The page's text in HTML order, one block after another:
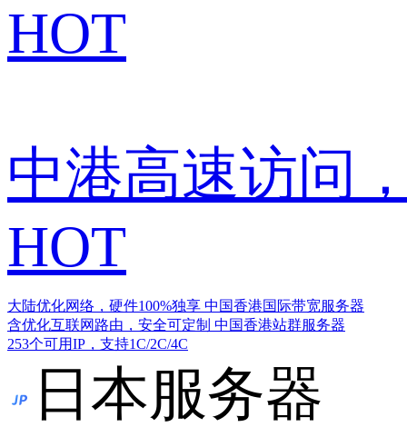
HOT
中港高速访问
HOT
大陆优化网络，硬件100%独享 中国香港国际带宽服务器
含优化互联网路由，安全可定制 中国香港站群服务器
253个可用IP，支持1C/2C/4C
日本服务器